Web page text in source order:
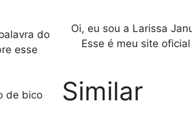
do
esse
de bico
Oi, eu sou a Larissa
Esse é meu site
Similar